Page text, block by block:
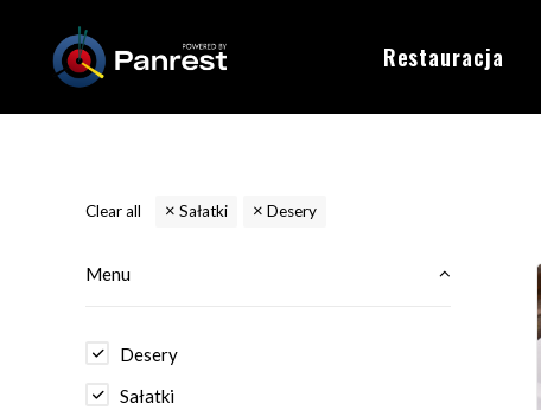
Restauracja
Clear all Sałatki Desery
Menu
Desery
Sałatki